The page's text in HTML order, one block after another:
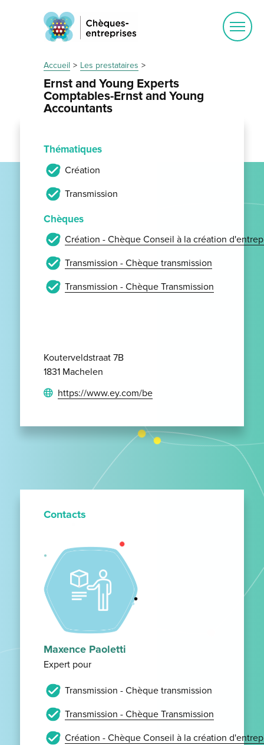
Accueil Les prestataires
Ernst and Young Experts
Comptables-Ernst and Young
Accountants
Thématiques
Création
Transmission
Chèques
Création - Chèque Conseil à la création
Transmission - Chèque transmission
Transmission - Chèque Transmission
Kouterveldstraat 7B
1831 Machelen
https://www.ey.com/be
Contacts
Maxence Paoletti
Expert pour
Transmission - Chèque transmission
Transmission - Chèque Transmission
Création - Chèque Conseil à la création
Ouvrir
le